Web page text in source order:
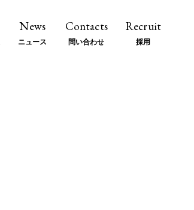
News
ニュース
Contacts
問い合わせ
Recruit
採用